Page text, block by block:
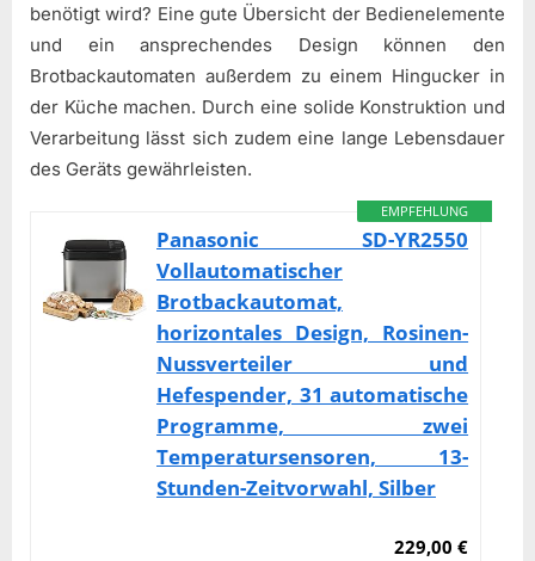
benötigt wird? Eine gute Übersicht der Bedienelemente
und ein ansprechendes Design können den
Brotbackautomaten außerdem zu einem Hingucker in
der Küche machen. Durch eine solide Konstruktion und
Verarbeitung lässt sich zudem eine lange Lebensdauer
des Geräts gewährleisten.
EMPFEHLUNG
Panasonic SD-YR2550
Vollautomatischer
Brotbackautomat,
horizontales Design, Rosinen-
Nussverteiler und
Hefespender, 31 automatische
Programme, zwei
Temperatursensoren, 13-
Stunden-Zeitvorwahl, Silber
229,00 €